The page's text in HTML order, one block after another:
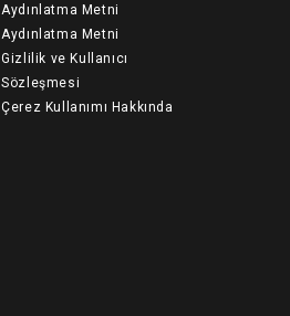
Aydınlatma Metni
Aydınlatma Metni
Gizlilik ve Kullanıcı
Sözleşmesi
Çerez Kullanımı Hakkında